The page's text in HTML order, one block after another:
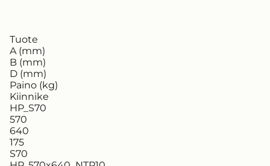
Tuote
A (mm)
B (mm)
D (mm)
Paino (kg)
Kiinnike
HP_S70
570
640
175
S70